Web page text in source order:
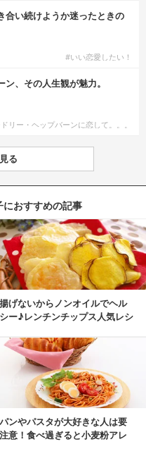
合い続けようか迷ったときの
#いい恋愛したい！
、その人生観が魅力。
リー・ヘップバーンに恋して。。。
る
おすすめの記事
揚げないからノンオイルでヘル
シー♪レンチンチップス人気レシ
パンやパスタが大好きな人は要
注意！食べ過ぎると小麦粉アレ